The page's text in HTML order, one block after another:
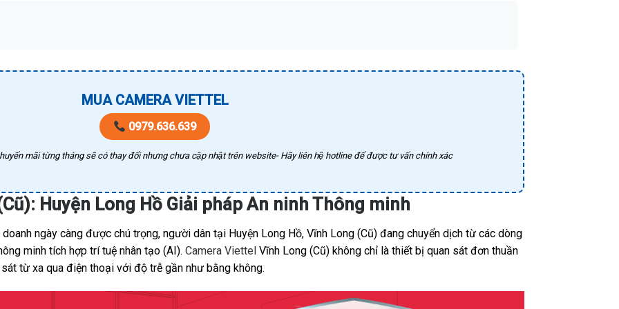
MUA CAMERA VIETTEL
0979.636.639
mãi từng tháng sẽ có thay đổi nhưng chưa cập nhật trên website- Hãy liên hệ hotline để được tư vấn chính xác
Huyện Long Hồ Giải pháp An ninh Thông minh
ngày càng được chú trọng, người dân tại Huyện Long Hồ, Vĩnh Long (Cũ) đang chuyển dịch từ các dòng
minh tích hợp trí tuệ nhân tạo (AI). Camera Viettel Vĩnh Long (Cũ) không chỉ là thiết bị quan sát đơn thuần
từ xa qua điện thoại với độ trễ gần như bằng không.